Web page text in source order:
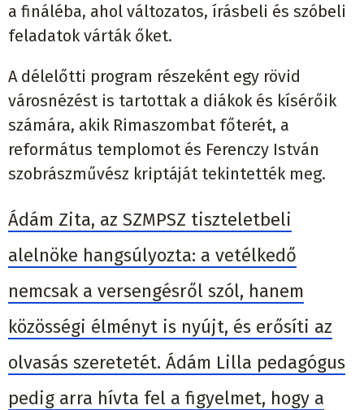
a fináléba, ahol változatos, írásbeli és szóbeli
feladatok várták őket.
A délelőtti program részeként egy rövid
városnézést is tartottak a diákok és kísérőik
számára, akik Rimaszombat főterét, a
református templomot és Ferenczy István
szobrászművész kriptáját tekintették meg.
Ádám Zita, az SZMPSZ tiszteletbeli
alelnöke hangsúlyozta: a vetélkedő
nemcsak a versengésről szól, hanem
közösségi élményt is nyújt, és erősíti az
olvasás szeretetét. Ádám Lilla pedagógus
pedig arra hívta fel a figyelmet, hogy a